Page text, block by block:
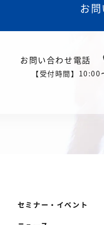
お
お問い合わせ電話
【受付時間】10:00
セミナー・イベント